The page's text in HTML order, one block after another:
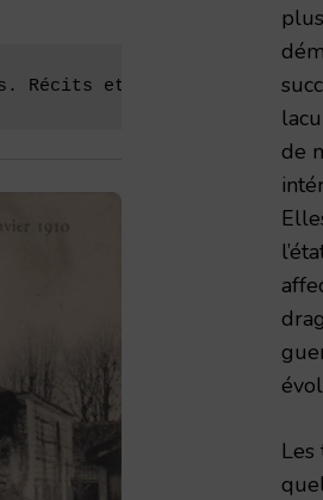
Récits et impressions
de
Les